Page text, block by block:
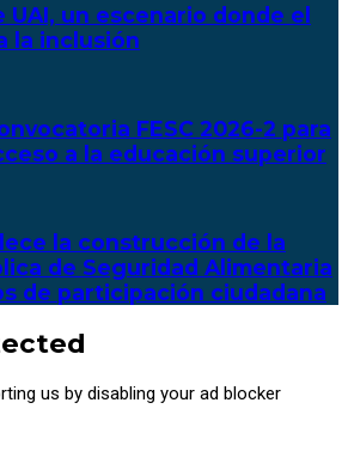
UAI, un escenario donde el
la inclusión
FESC 2026-2 para
a la educación superior
la construcción de la
de Seguridad Alimentaria
de participación ciudadana
us by disabling your ad blocker